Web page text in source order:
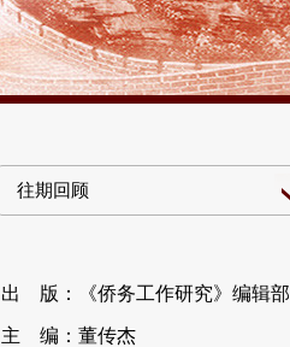
出 版：《侨务工作研究》编辑部
主 编：董传杰